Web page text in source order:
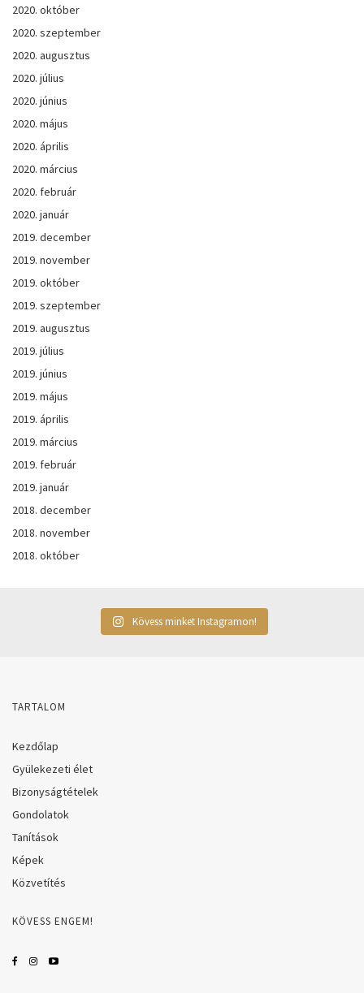
2020. október
2020. szeptember
2020. augusztus
2020. július
2020. június
2020. május
2020. április
2020. március
2020. február
2020. január
2019. december
2019. november
2019. október
2019. szeptember
2019. augusztus
2019. július
2019. június
2019. május
2019. április
2019. március
2019. február
2019. január
2018. december
2018. november
2018. október
Kövess minket Instagramon!
TARTALOM
Kezdőlap
Gyülekezeti élet
Bizonyságtételek
Gondolatok
Tanítások
Képek
Közvetítés
KÖVESS ENGEM!